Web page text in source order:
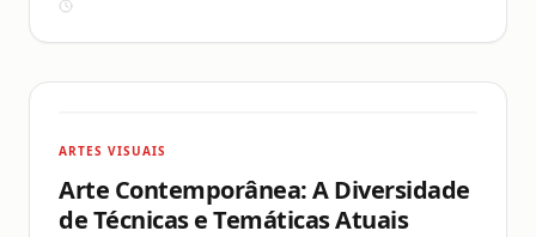
ARTES VISUAIS
Arte Contemporânea: A Diversidade
de Técnicas e Temáticas Atuais